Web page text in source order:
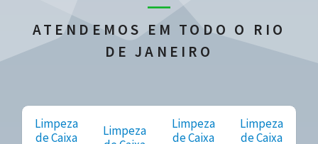
ATENDEMOS EM TODO O RIO
DE JANEIRO
Limpeza
de Caixa
Limpeza
Limpeza
de Caixa
Limpeza
de Caixa